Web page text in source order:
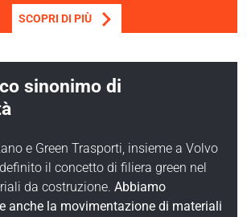
SCOPRI DI PIÙ
sinonimo di
e Green Trasporti, insieme a Volvo
il concetto di filiera green nel
da costruzione. Abbiamo
anche la movimentazione di materiali